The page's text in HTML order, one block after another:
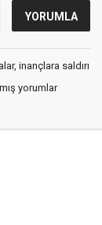
inançlara saldırı
yorumlar